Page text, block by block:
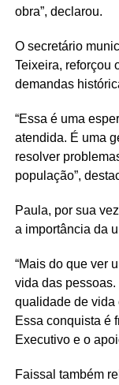
obra”, declarou.
O secretário
Teixeira, reforçou
demandas
“Essa é uma
atendida. É uma
resolver
população”,
Paula, por sua
a importância da
“Mais do que ver
vida das
qualidade de vida
Essa conquista é
Executivo e o
Faissal também